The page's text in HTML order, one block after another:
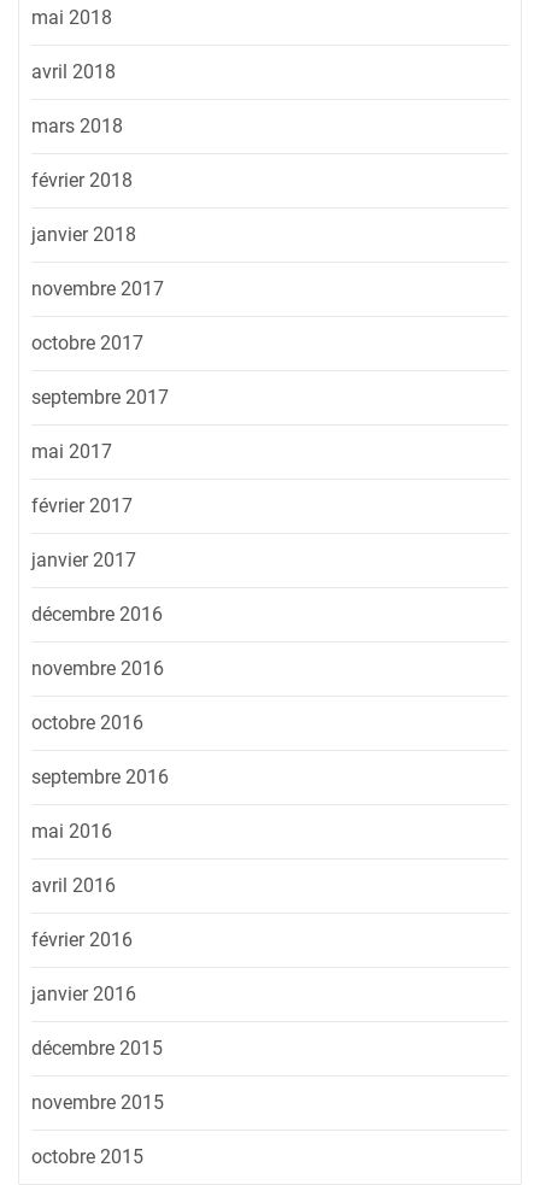
mai 2018
avril 2018
mars 2018
février 2018
janvier 2018
novembre 2017
octobre 2017
septembre 2017
mai 2017
février 2017
janvier 2017
décembre 2016
novembre 2016
octobre 2016
septembre 2016
mai 2016
avril 2016
février 2016
janvier 2016
décembre 2015
novembre 2015
octobre 2015